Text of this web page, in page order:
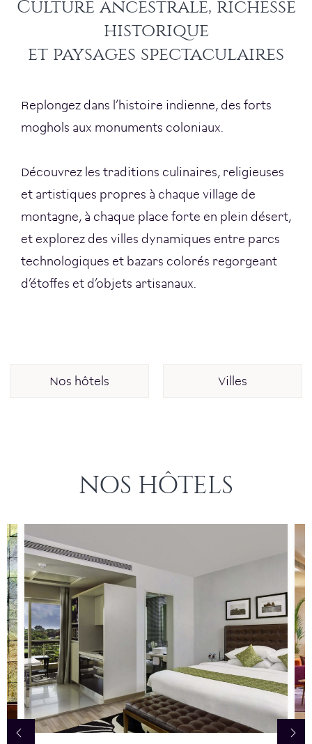
Culture ancestrale, richesse
historique
et paysages spectaculaires
Replongez dans l’histoire indienne, des forts
moghols aux monuments coloniaux.
Découvrez les traditions culinaires, religieuses
et artistiques propres à chaque village de
montagne, à chaque place forte en plein désert,
et explorez des villes dynamiques entre parcs
technologiques et bazars colorés regorgeant
d’étoffes et d’objets artisanaux.
Nos hôtels Villes
NOS HÔTELS